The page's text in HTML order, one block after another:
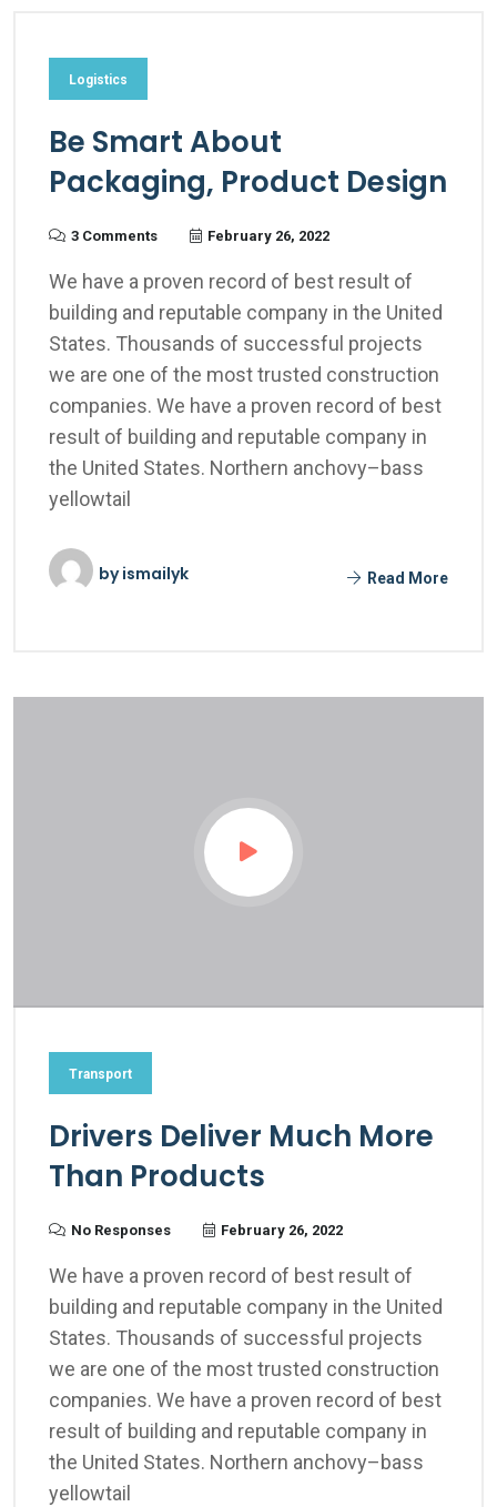
Logistics
Be Smart About
Packaging, Product Design
3 Comments February 26, 2022
We have a proven record of best result of
building and reputable company in the United
States. Thousands of successful projects
we are one of the most trusted construction
companies. We have a proven record of best
result of building and reputable company in
the United States. Northern anchovy–bass
yellowtail
byismailyk Read More
Transport
Drivers Deliver Much More
Than Products
No Responses February 26, 2022
We have a proven record of best result of
building and reputable company in the United
States. Thousands of successful projects
we are one of the most trusted construction
companies. We have a proven record of best
result of building and reputable company in
the United States. Northern anchovy–bass
yellowtail